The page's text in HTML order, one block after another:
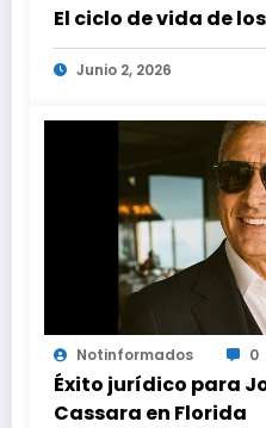
El ciclo de vida de
construcción
en proyectos
Junio 2, 2026
Notinformados 0
Éxito jurídico para
Cassara en Florida